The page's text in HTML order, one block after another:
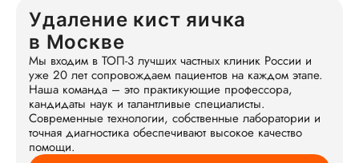
Удаление кист яичка
в Москве
Мы входим в ТОП-3 лучших частных клиник России и
уже 20 лет сопровождаем пациентов на каждом этапе.
Наша команда – это практикующие профессора,
кандидаты наук и талантливые специалисты.
Современные технологии, собственные лаборатории и
точная диагностика обеспечивают высокое качество
помощи.